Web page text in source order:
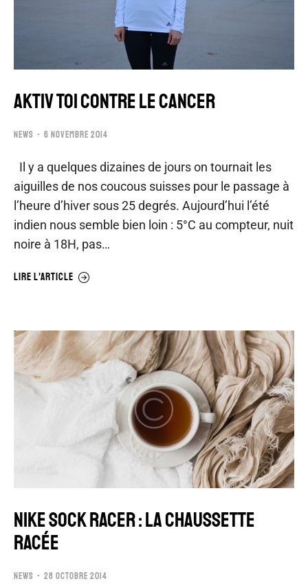
AKTIV TOI CONTRE LE CANCER
NEWS 6 NOVEMBRE 2014
Il y a quelques dizaines de jours on tournait les
aiguilles de nos coucous suisses pour le passage à
l’heure d’hiver sous 25 degrés. Aujourd’hui l’été
indien nous semble bien loin : 5°C au compteur, nuit
noire à 18H, pas…
LIRE L'ARTICLE
NIKE SOCK RACER : LA CHAUSSETTE
RACÉE
NEWS 28 OCTOBRE 2014